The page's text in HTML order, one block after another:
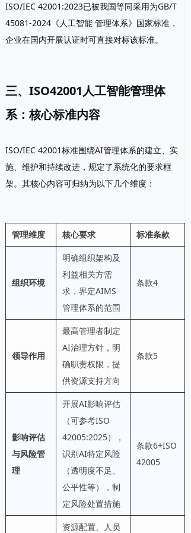
ISO/IEC 42001:2023已被我国等同采用为GB/T
45081-2024《人工智能 管理体系》 国家标准，
企业在国内开展认证时可直接对标该标准。
三、ISO42001人工智能管理体
系：核心标准内容
ISO/IEC 42001标准围绕AI管理体系的建立、实
施、维护和持续改进，规定了系统化的要求框
架。其核心内容可归纳为以下几个维度：
管理维度 核心要求 标准条款
组织环境
明确组织架构及
利益相关方需
求，界定AIMS
管理体系的范围
条款4
领导作用
最高管理者制定
AI治理方针，明
确职责权限，提
供资源支持方向
条款5
影响评估
与风险管
理
开展AI影响评估
（可参考ISO
42005:2025），
识别AI特定风险
（透明度不足、
公平性等），制
定风险处置措施
条款6+ISO
42005
资源配置、人员